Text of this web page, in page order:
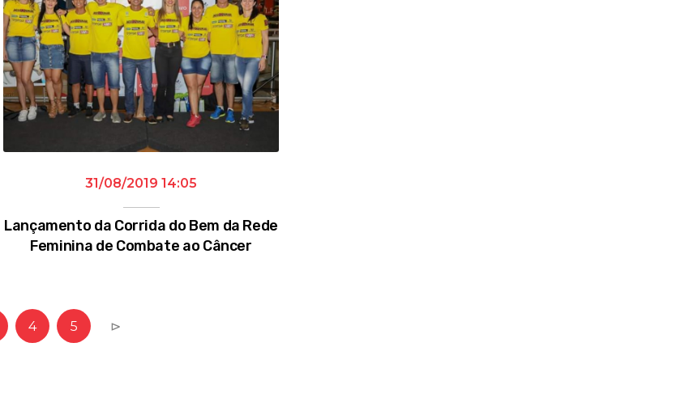
31/08/2019 14:05
Lançamento da Corrida do Bem da Rede
Feminina de Combate ao Câncer
4 5 ⊳